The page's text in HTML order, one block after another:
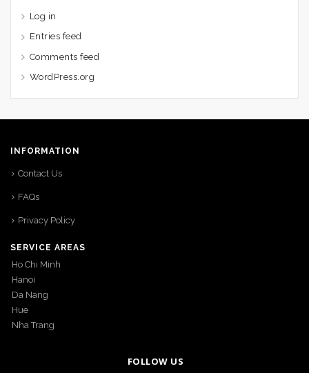
Log in
Entries feed
Comments feed
WordPress.org
INFORMATION
Contact Us
FAQs
Privacy Policy
SERVICE AREAS
Ho Chi Minh
Hanoi
Da Nang
Hue
Nha Trang
FOLLOW US